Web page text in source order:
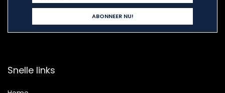
Snelle links